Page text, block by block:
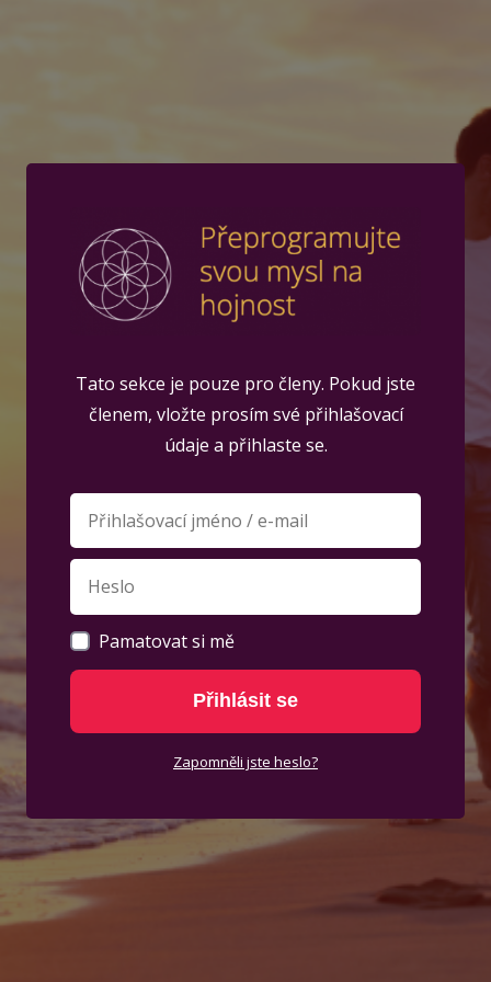
Tato sekce je pouze pro členy. Pokud jste
členem, vložte prosím své přihlašovací
údaje a přihlaste se.
Pamatovat si mě
Přihlásit se
Zapomněli jste heslo?